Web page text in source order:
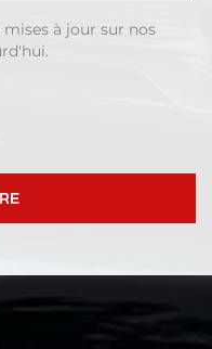
mises à jour sur nos